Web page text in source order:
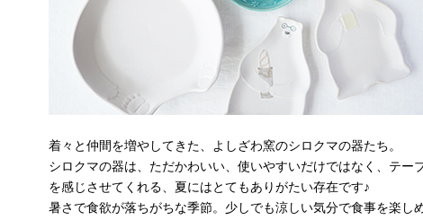
着々と仲間を増やしてきた、よしざわ窯のシロクマの器たち。
シロクマの器は、ただかわいい、使いやすいだけではなく、テー
を感じさせてくれる、夏にはとてもありがたい存在です♪
暑さで食欲が落ちがちな季節。少しでも涼しい気分で食事を楽し